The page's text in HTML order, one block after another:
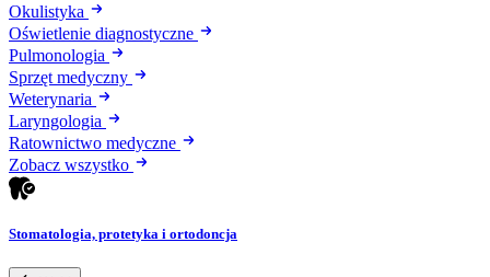
Okulistyka
Oświetlenie diagnostyczne
Pulmonologia
Sprzęt medyczny
Weterynaria
Laryngologia
Ratownictwo medyczne
Zobacz wszystko
Stomatologia, protetyka i ortodoncja